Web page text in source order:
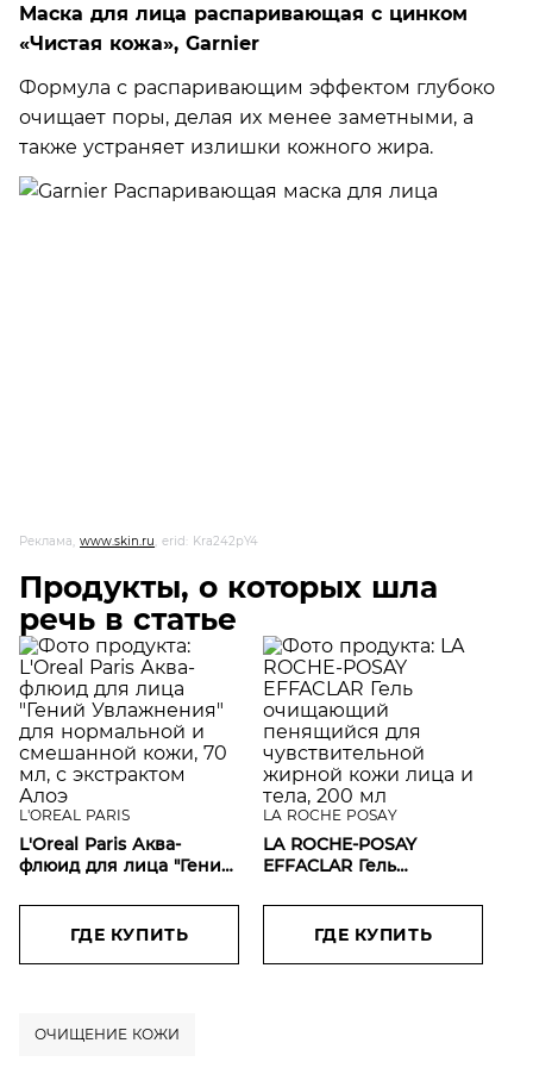
Маска для лица распаривающая с цинком
«Чистая кожа», Garnier
Формула с распаривающим эффектом глубоко
очищает поры, делая их менее заметными, а
также устраняет излишки кожного жира.
Реклама, www.skin.ru, erid: Kra242pY4
Продукты, о которых шла
речь в статье
L'OREAL PARIS
L'Oreal Paris Аква-
флюид для лица "Гений
нормальной и
смешанной кожи, 70
мл, с экстрактом Алоэ
ГДЕ КУПИТЬ
LA ROCHE POSAY
LA ROCHE-POSAY
EFFACLAR Гель
пенящийся для
чувствительной
жирной кожи лица и
ГДЕ КУПИТЬ
ОЧИЩЕНИЕ КОЖИ